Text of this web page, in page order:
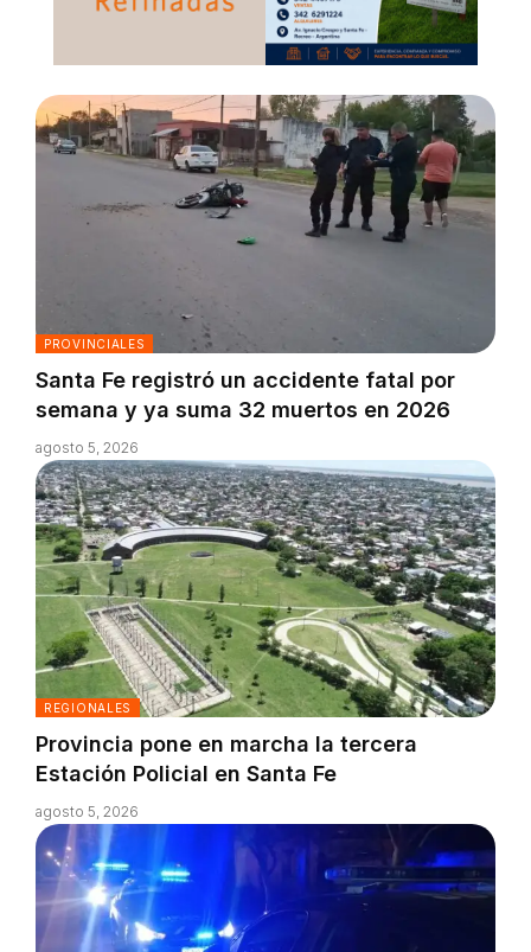
PROVINCIALES
Santa Fe registró un accidente fatal por
semana y ya suma 32 muertos en 2026
agosto 5, 2026
REGIONALES
Provincia pone en marcha la tercera
Estación Policial en Santa Fe
agosto 5, 2026